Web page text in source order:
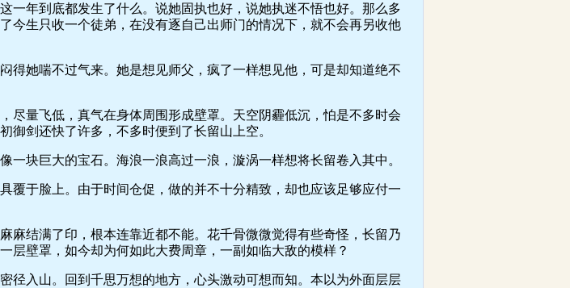
年到底都发生了什么。说她固执也好，说她执迷不悟也好。那么多
今生只收一个徒弟，在没有逐自己出师门的情况下，就不会再另收他
她喘不过气来。她是想见师父，疯了一样想见他，可是却知道绝不
量飞低，真气在身体周围形成壁罩。天空阴霾低沉，怕是不多时会
御剑还快了许多，不多时便到了长留山上空。
块巨大的宝石。海浪一浪高过一浪，漩涡一样想将长留卷入其中。
于脸上。由于时间仓促，做的并不十分精致，却也应该足够应付一
结满了印，根本连靠近都不能。花千骨微微觉得有些奇怪，长留乃
层壁罩，如今却为何如此大费周章，一副如临大敌的模样？
入山。回到千思万想的地方，心头激动可想而知。本以为外面层层